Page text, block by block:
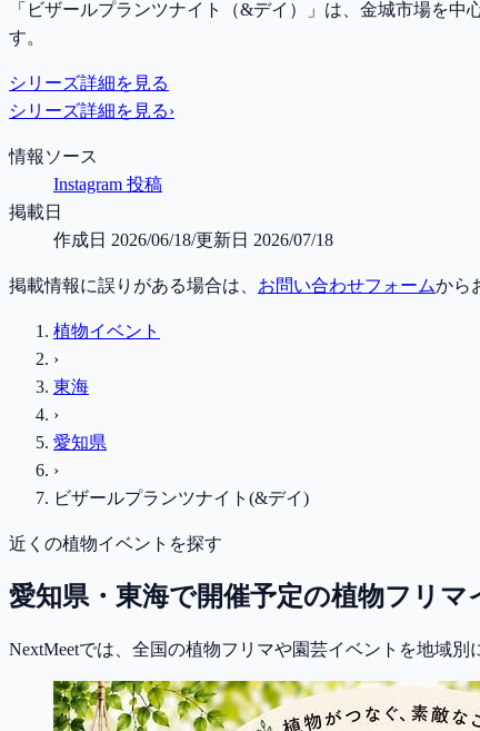
「ビザールプランツナイト（&デイ）」は、金城市場を
す。
シリーズ詳細を見る
シリーズ詳細を見る›
情報ソース
Instagram 投稿
掲載日
作成日 2026/06/18/更新日 2026/07/18
掲載情報に誤りがある場合は、 お問い合わせフォームから
植物イベント
›
東海
›
愛知県
›
ビザールプランツナイト(&デイ)
近くの植物イベントを探す
愛知県・東海で開催予定の植物フリマ
NextMeetでは、全国の植物フリマや園芸イベントを地域別